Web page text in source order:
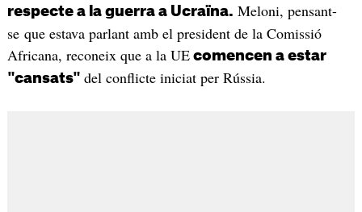
respecte a la guerra a Ucraïna. Meloni, pensant-
se que estava parlant amb el president de la Comissió
Africana, reconeix que a la UEcomencen a estar
"cansats" del conflicte iniciat per Rússia.